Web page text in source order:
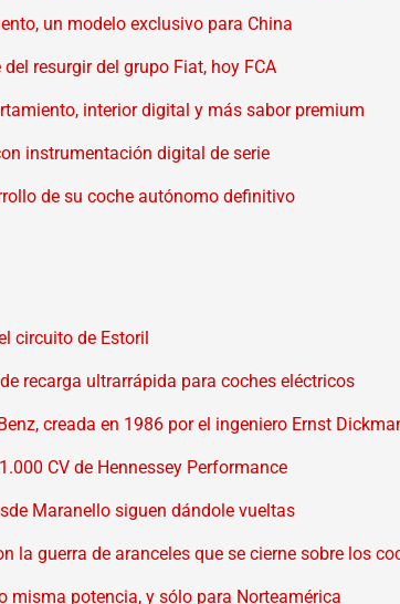
un modelo exclusivo para China
resurgir del grupo Fiat, hoy FCA
interior digital y más sabor premium
instrumentación digital de serie
de su coche autónomo definitivo
circuito de Estoril
recarga ultrarrápida para coches eléctricos
creada en 1986 por el ingeniero Ernst
CV de Hennessey Performance
Maranello siguen dándole vueltas
la guerra de aranceles que se cierne sobre los
misma potencia, y sólo para Norteamérica